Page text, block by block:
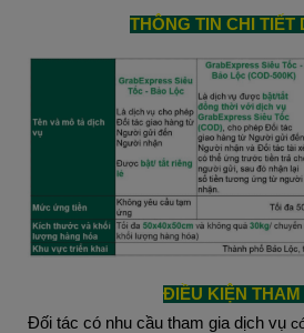
THÔNG TIN CHI TIẾT
ĐIỀU KIỆN THAM
Đối tác có nhu cầu tham gia dịch vụ